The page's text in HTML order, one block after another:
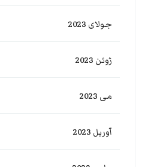
جولای 2023
ژوئن 2023
می 2023
آوریل 2023